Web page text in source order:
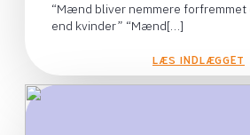
“Mænd bliver nemmere forfremmet
end kvinder” “Mænd[…]
LÆS INDLÆGGET